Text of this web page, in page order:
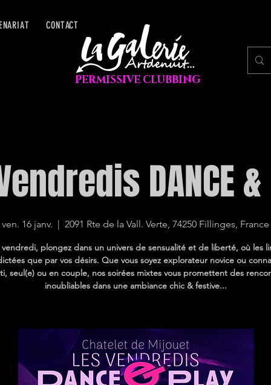
CONTACT
PERMISSIVE CLUBBING
DANCE &
ven. 16 janv.
  |
2091 Rte de la Vall. Verte, 74250 Fillinges, France
plongez dans un univers de sensualité et de liberté, où les
que par vos désirs. Que vous soyez explorateur novice ou
seul(e) ou en couple, nos soirées mixtes vous promettent des
inoubliables dans une ambiance chic & festive...